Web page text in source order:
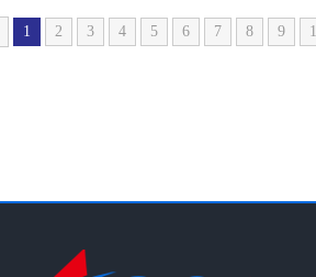
1 2 3 4 5 6 7 8 9